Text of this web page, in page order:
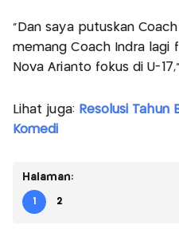
“Dan saya putuskan
memang Coach Indra lagi
Nova Arianto fokus di U-
Lihat juga: Resolusi Tahun
Komedi
Halaman:
1 2